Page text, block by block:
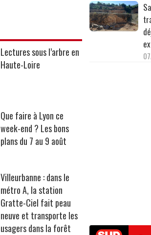
Lectures sous l’arbre en
Haute-Loire
Que faire à Lyon ce
week-end ? Les bons
plans du 7 au 9 août
Villeurbanne : dans le
métro A, la station
Gratte-Ciel fait peau
neuve et transporte les
usagers dans la forêt